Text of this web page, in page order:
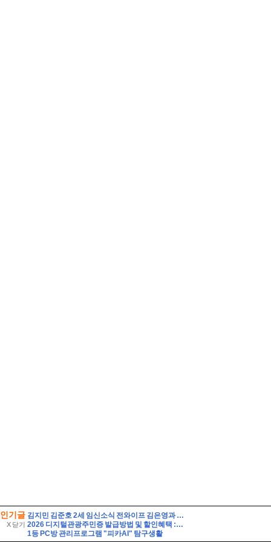
인기글
X 닫기
김지민 김준호 2세 임신소식 전와이프 김은영과 자녀는?
2026 디지털관광주민증 발급방법 및 할인혜택 :: 영동 가성비 여행 (영동 와인터널 및 레인보우 힐링센터 입장료 할인 등)
1등 PC방 관리프로그램 "피카AI" 탐구생활